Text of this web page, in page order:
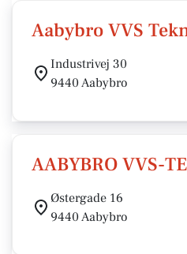
Aabybro VVS
Industrivej 30
9440 Aabybro
AABYBRO VVS-
Østergade 16
9440 Aabybro